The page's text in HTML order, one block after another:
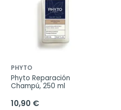
PHYTO
Phyto Reparación
Champú, 250 ml
10,90 €